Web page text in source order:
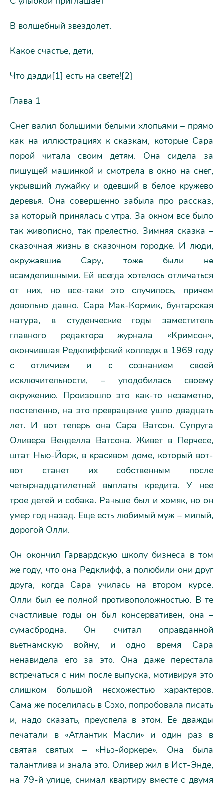
В волшебный звездолет.
Какое счастье, дети,
Что дэдди[1] есть на свете![2]
Глава 1
Снег валил большими белыми хлопьями – прямо
как на иллюстрациях к сказкам, которые Сара
порой читала своим детям. Она сидела за
пишущей машинкой и смотрела в окно на снег,
укрывший лужайку и одевший в белое кружево
деревья. Она совершенно забыла про рассказ,
за который принялась с утра. За окном все было
так живописно, так прелестно. Зимняя сказка –
сказочная жизнь в сказочном городке. И люди,
окружавшие Сару, тоже были не
всамделишными. Ей всегда хотелось отличаться
от них, но все-таки это случилось, причем
довольно давно. Сара Мак-Кормик, бунтарская
натура, в студенческие годы заместитель
главного редактора журнала «Кримсон»,
окончившая Редклиффский колледж в 1969 году
с отличием и с сознанием своей
исключительности, – уподобилась своему
окружению. Произошло это как-то незаметно,
постепенно, на это превращение ушло двадцать
лет. И вот теперь она Сара Ватсон. Супруга
Оливера Венделла Ватсона. Живет в Перчесе,
штат Нью-Йорк, в красивом доме, который вот-
вот станет их собственным после
четырнадцатилетней выплаты кредита. У нее
трое детей и собака. Раньше был и хомяк, но он
умер год назад. Еще есть любимый муж – милый,
дорогой Олли.
Он окончил Гарвардскую школу бизнеса в том
же году, что она Редклифф, а полюбили они друг
друга, когда Сара училась на втором курсе.
Олли был ее полной противоположностью. В те
счастливые годы он был консервативен, она –
сумасбродна. Он считал оправданной
вьетнамскую войну, и одно время Сара
ненавидела его за это. Она даже перестала
встречаться с ним после выпуска, мотивируя это
слишком большой несхожестью характеров.
Сама же поселилась в Сохо, попробовала писать
и, надо сказать, преуспела в этом. Ее дважды
печатали в «Атлантик Масли» и один раз в
святая святых – «Ньо-йоркере». Она была
талантлива и знала это. Оливер жил в Ист-Энде,
на 79-й улице, снимал квартиру вместе с двумя